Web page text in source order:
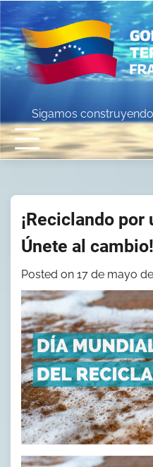
Skip
to
content
Sigamos
¡Reciclando
Únete al cambio!
Posted on 17 de mayo